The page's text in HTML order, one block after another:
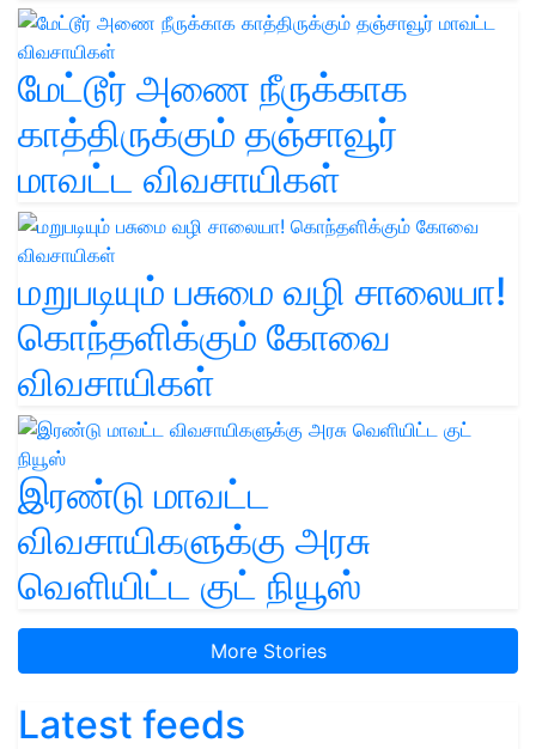
மேட்டூர் அணை நீருக்காக
காத்திருக்கும் தஞ்சாவூர்
மாவட்ட விவசாயிகள்
மறுபடியும் பசுமை வழி சாலையா!
கொந்தளிக்கும் கோவை
விவசாயிகள்
இரண்டு மாவட்ட
விவசாயிகளுக்கு அரசு
வெளியிட்ட குட் நியூஸ்
More Stories
Latest feeds